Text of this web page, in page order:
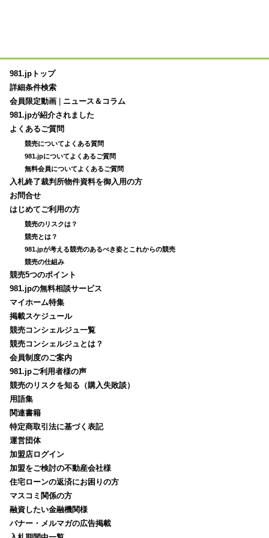
981.jpトップ
詳細条件検索
会員限定動画
ニュース＆コラム
981.jpが紹介されました
よくあるご質問
競売についてよくある質問
981.jpについてよくあるご質問
無料会員についてよくあるご質問
入札終了裁判所物件資料を御入用の方
お問合せ
はじめてご利用の方
競売のリスクは？
競売とは？
981.jpが考える競売のあるべき姿とこれからの競売
競売の仕組み
競売5つのポイント
981.jpの無料相談サービス
マイホーム特集
掲載スケジュール
競売コンシェルジュ一覧
競売コンシェルジュとは？
会員制度のご案内
981.jpご利用者様の声
競売のリスクを知る（購入失敗談）
用語集
関連書籍
特定商取引法に基づく表記
運営団体
加盟店ログイン
加盟をご検討の不動産会社様
住宅ローンの返済にお困りの方
マスコミ関係の方
融資したい金融機関様
バナー・メルマガの広告掲載